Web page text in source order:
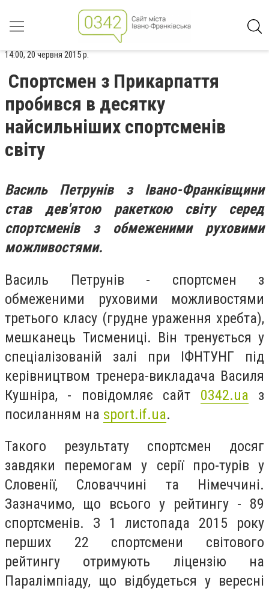
14:00, 20 червня 2015 р.
Спортсмен з Прикарпаття
пробився в десятку
найсильніших спортсменів
світу
Василь Петрунів з Івано-Франківщини
став дев'ятою ракеткою світу серед
спортсменів з обмеженими руховими
можливостями.
Василь Петрунів - спортсмен з
обмеженими руховими можливостями
третього класу (грудне ураження хребта),
мешканець Тисмениці. Він тренується у
спеціалізованій залі при ІФНТУНГ під
керівництвом тренера-викладача Василя
Кушніра, - повідомляє сайт 0342.ua з
посиланням на sport.if.ua.
Такого результату спортсмен досяг
завдяки перемогам у серії про-турів у
Словенії, Словаччині та Німеччині.
Зазначимо, що всього у рейтингу - 89
спортсменів. З 1 листопада 2015 року
перших 22 спортсмени світового
рейтингу отримують ліцензію на
Паралімпіаду, що відбудеться у вересні